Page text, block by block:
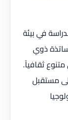
في بيئة
ذوي
ثقافياً.
مستقبل